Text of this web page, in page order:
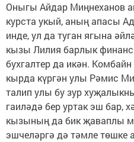
Оныгы Айдар Миңнеханов
курста укый, аның апасы
инде, ул да туган ягына
кызы Лилия барлык
бухгалтер да икән.
кырда күргән улы Рәмис
талип улы бу зур
гаиләдә бер уртак эш бар,
кызының да бик җаваплы
эшчеләргә дә тәмле төшке